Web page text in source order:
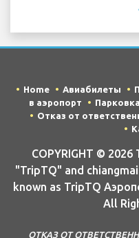
Home Авиабилеты
в аэропорт
Парковка
Отказ от
COPYRIGHT ©
"TripTQ" and
known as TripTQ
All
ОТКАЗ ОТ